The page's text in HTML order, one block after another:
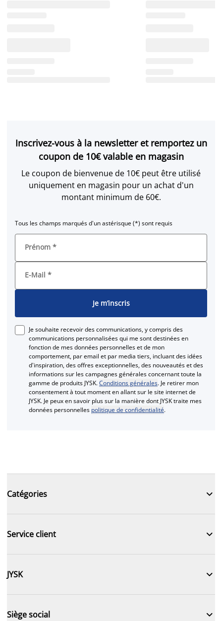
Inscrivez-vous à la newsletter et remportez un
coupon de 10€ valable en magasin
Le coupon de bienvenue de 10€ peut être utilisé
uniquement en magasin pour un achat d'un
montant minimum de 60€.
Tous les champs marqués d'un astérisque (*) sont requis
Prénom *
E-Mail *
Je m’inscris
Je souhaite recevoir des communications, y compris des
communications personnalisées qui me sont destinées en
fonction de mes données personnelles et de mon
comportement, par email et par media tiers, incluant des idées
d'inspiration, des offres exceptionnelles, des nouveautés et des
informations sur les campagnes générales concernant toute la
gamme de produits JYSK.Conditions générales. Je retirer mon
consentement à tout moment en allant sur le site internet de
JYSK. Je peux en savoir plus sur la manière dont JYSK traite mes
données personnelles politique de confidentialité.
Catégories 
Service client 
JYSK 
Siège social 